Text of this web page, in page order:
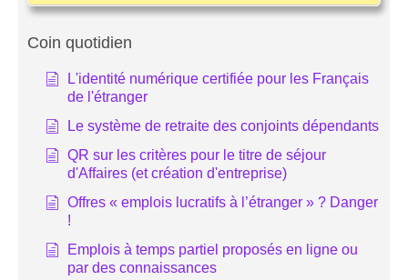
Coin quotidien
L'identité numérique certifiée pour les Français
de l'étranger
Le système de retraite des conjoints dépendants
QR sur les critères pour le titre de séjour
d'Affaires (et création d'entreprise)
Offres « emplois lucratifs à l’étranger » ? Danger
!
Emplois à temps partiel proposés en ligne ou
par des connaissances